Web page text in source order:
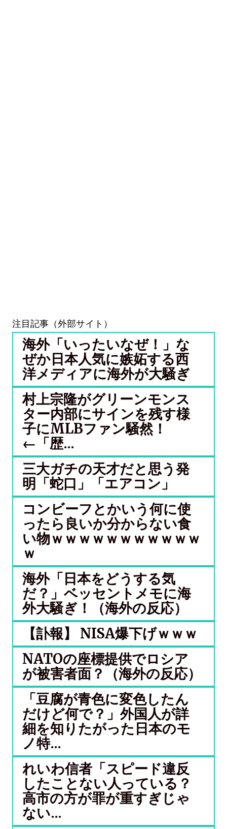
注目記事（外部サイト）
海外「いったいなぜ！」な
ぜか日本人気に嫉妬する西
洋メディアに海外が大騒ぎ
村上宗隆がグリーンモンス
ター内部にサインを残す様
子にMLBファン騒然！
←「歴...
三大ガチの天才だと思う発
明「蛇口」「エアコン」
コンビーフとかいう何に使
ったら良いか分からない食
い物ｗｗｗｗｗｗｗｗｗｗｗ
ｗ
海外「日本をどうする気
だ？」ベッセントメモに海
外大騒ぎ！（海外の反応）
【訃報】 NISA爆下げｗｗｗ
NATOの座標提供でロシア
が被害者面？（海外の反応）
「豆腐が青色に変色したん
だけど何で？」外国人が詳
細を知りたがった日本のモ
ノ特...
れいわ信者「スピード違反
したことない人っている？
高市の方が罪が重すぎじゃ
ない...